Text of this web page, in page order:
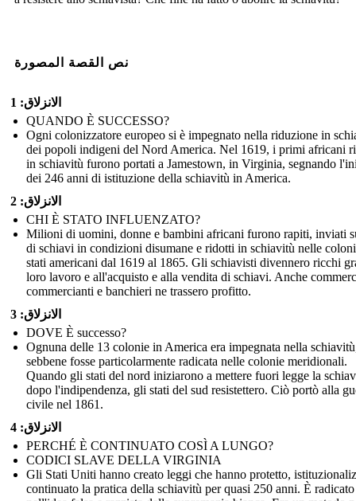
نص القصة المصورة
الانزلاق: 1
QUANDO È SUCCESSO?
Ogni colonizzatore europeo si è impegnato nella riduzione in
dei popoli indigeni del Nord America. Nel 1619, i primi africani
in schiavitù furono portati a Jamestown, in Virginia, segnando
dei 246 anni di istituzione della schiavitù in America.
الانزلاق: 2
CHI È STATO INFLUENZATO?
Milioni di uomini, donne e bambini africani furono rapiti, inviati
di schiavi in condizioni disumane e ridotti in schiavitù nelle
stati americani dal 1619 al 1865. Gli schiavisti divennero ricchi
loro lavoro e all'acquisto e alla vendita di schiavi. Anche
commercianti e banchieri ne trassero profitto.
الانزلاق: 3
DOVE È successo?
Ognuna delle 13 colonie in America era impegnata nella
sebbene fosse particolarmente radicata nelle colonie meridionali.
Quando gli stati del nord iniziarono a mettere fuori legge la
dopo l'indipendenza, gli stati del sud resistettero. Ciò portò alla
civile nel 1861.
الانزلاق: 4
PERCHÉ È CONTINUATO COSÌ A LUNGO?
CODICI SLAVE DELLA VIRGINIA
Gli Stati Uniti hanno creato leggi che hanno protetto,
continuato la pratica della schiavitù per quasi 250 anni. È radicato